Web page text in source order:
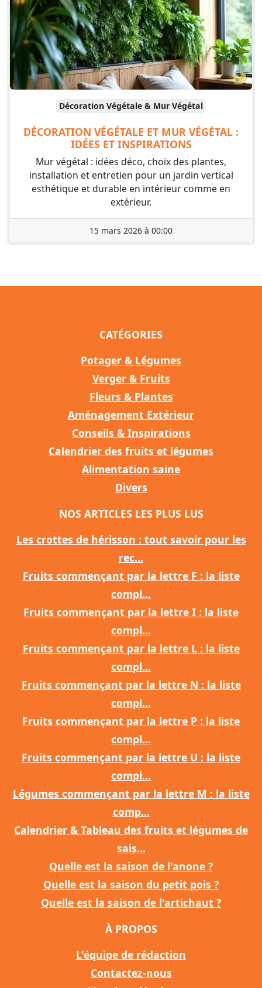
Décoration Végétale & Mur Végétal
DÉCORATION VÉGÉTALE ET MUR VÉGÉTAL :
IDÉES ET INSPIRATIONS
Mur végétal : idées déco, choix des plantes,
installation et entretien pour un jardin vertical
esthétique et durable en intérieur comme en
extérieur.
15 mars 2026 à 00:00
CATÉGORIES
Potager & Légumes
Verger & Fruits
Fleurs & Plantes
Aménagement Extérieur
Conseils & Inspirations
Calendrier des fruits et légumes
Alimentation saine
Divers
NOS ARTICLES LES PLUS LUS
Les crottes de hérisson : tout savoir pour les
rec...
Fruits commençant par la lettre F : la liste
compl...
Fruits commençant par la lettre I : la liste
compl...
Fruits commençant par la lettre L : la liste
compl...
Fruits commençant par la lettre N : la liste
compl...
Fruits commençant par la lettre P : la liste
compl...
Fruits commençant par la lettre U : la liste
compl...
Légumes commençant par la lettre M : la liste
comp...
Calendrier & Tableau des fruits et légumes de
sais...
Quelle est la saison de l'anone ?
Quelle est la saison du petit pois ?
Quelle est la saison de l'artichaut ?
À PROPOS
L'équipe de rédaction
Contactez-nous